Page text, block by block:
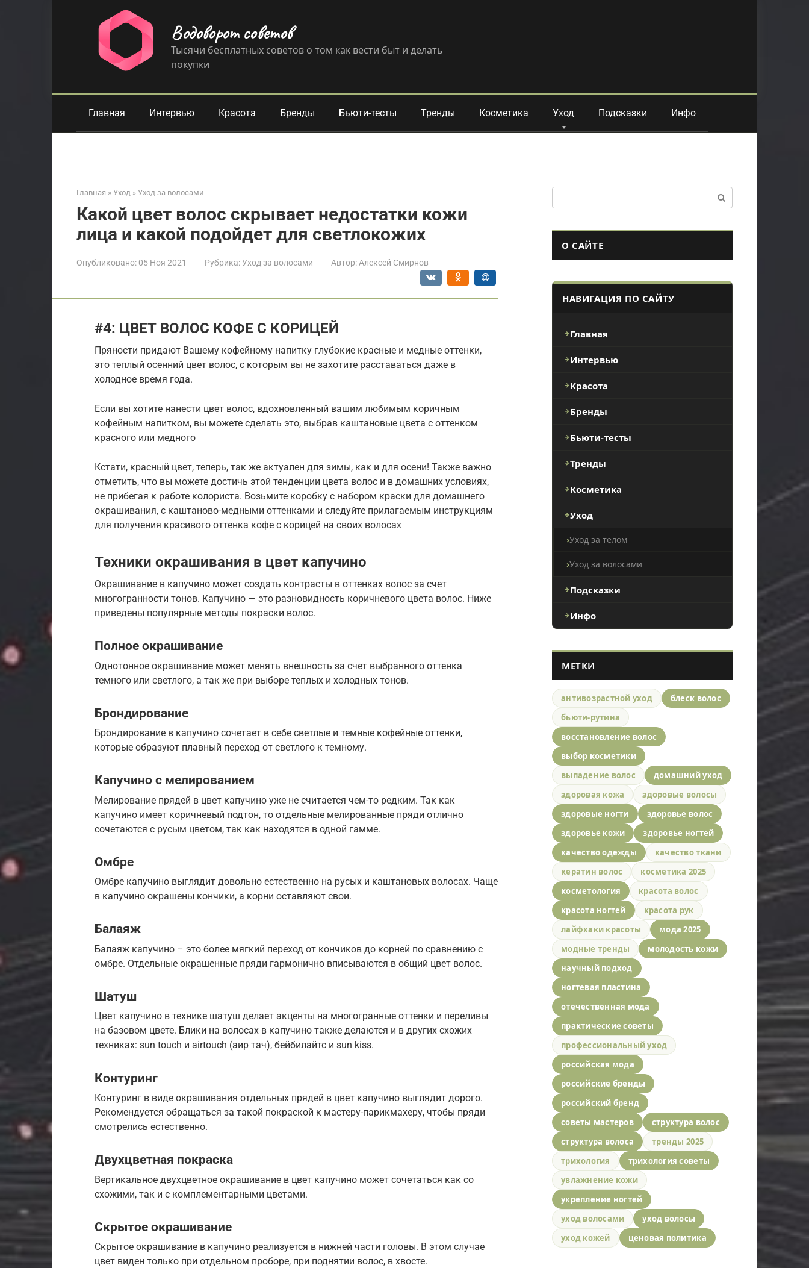
Водоворот советов
Тысячи бесплатных советов о том как вести быт и делать
покупки
Главная Интервью Красота Бренды Бьюти-тесты Тренды Косметика Уход Подсказки Инфо
Главная » Уход » Уход за волосами
Какой цвет волос скрывает недостатки кожи
лица и какой подойдет для светлокожих
Опубликовано: 05 Ноя 2021 Рубрика:Уход за волосами Автор: Алексей Смирнов
#4: ЦВЕТ ВОЛОС КОФЕ С КОРИЦЕЙ
Пряности придают Вашему кофейному напитку глубокие красные и медные оттенки,
это теплый осенний цвет волос, с которым вы не захотите расставаться даже в
холодное время года.
Если вы хотите нанести цвет волос, вдохновленный вашим любимым коричным
кофейным напитком, вы можете сделать это, выбрав каштановые цвета с оттенком
красного или медного
Кстати, красный цвет, теперь, так же актуален для зимы, как и для осени! Также важно
отметить, что вы можете достичь этой тенденции цвета волос и в домашних условиях,
не прибегая к работе колориста. Возьмите коробку с набором краски для домашнего
окрашивания, с каштаново-медными оттенками и следуйте прилагаемым инструкциям
для получения красивого оттенка кофе с корицей на своих волосах
Техники окрашивания в цвет капучино
Окрашивание в капучино может создать контрасты в оттенках волос за счет
многогранности тонов. Капучино — это разновидность коричневого цвета волос. Ниже
приведены популярные методы покраски волос.
Полное окрашивание
Однотонное окрашивание может менять внешность за счет выбранного оттенка
темного или светлого, а так же при выборе теплых и холодных тонов.
Брондирование
Брондирование в капучино сочетает в себе светлые и темные кофейные оттенки,
которые образуют плавный переход от светлого к темному.
Капучино с мелированием
Мелирование прядей в цвет капучино уже не считается чем-то редким. Так как
капучино имеет коричневый подтон, то отдельные мелированные пряди отлично
сочетаются с русым цветом, так как находятся в одной гамме.
Омбре
Омбре капучино выглядит довольно естественно на русых и каштановых волосах. Чаще
в капучино окрашены кончики, а корни оставляют свои.
Балаяж
Балаяж капучино – это более мягкий переход от кончиков до корней по сравнению с
омбре. Отдельные окрашенные пряди гармонично вписываются в общий цвет волос.
Шатуш
Цвет капучино в технике шатуш делает акценты на многогранные оттенки и переливы
на базовом цвете. Блики на волосах в капучино также делаются и в других схожих
техниках: sun touch и airtouch (аир тач), бейбилайтс и sun kiss.
Контуринг
Контуринг в виде окрашивания отдельных прядей в цвет капучино выглядит дорого.
Рекомендуется обращаться за такой покраской к мастеру-парикмахеру, чтобы пряди
смотрелись естественно.
Двухцветная покраска
Вертикальное двухцветное окрашивание в цвет капучино может сочетаться как со
схожими, так и с комплементарными цветами.
Скрытое окрашивание
Скрытое окрашивание в капучино реализуется в нижней части головы. В этом случае
цвет виден только при отдельном проборе, при поднятии волос, в хвосте.
О САЙТЕ
НАВИГАЦИЯ ПО САЙТУ
Главная
Интервью
Красота
Бренды
Бьюти-тесты
Тренды
Косметика
Уход
Уход за телом
Уход за волосами
Подсказки
Инфо
МЕТКИ
антивозрастной уход
блеск волос
бьюти-рутина
восстановление волос
выбор косметики
выпадение волос
домашний уход
здоровая кожа
здоровые волосы
здоровые ногти
здоровье волос
здоровье кожи
здоровье ногтей
качество одежды
качество ткани
кератин волос
косметика 2025
косметология
красота волос
красота ногтей
красота рук
лайфхаки красоты
мода 2025
модные тренды
молодость кожи
научный подход
ногтевая пластина
отечественная мода
практические советы
профессиональный уход
российская мода
российские бренды
российский бренд
советы мастеров
структура волос
структура волоса
тренды 2025
трихология
трихология советы
увлажнение кожи
укрепление ногтей
уход волосами
уход волосы
уход кожей
ценовая политика